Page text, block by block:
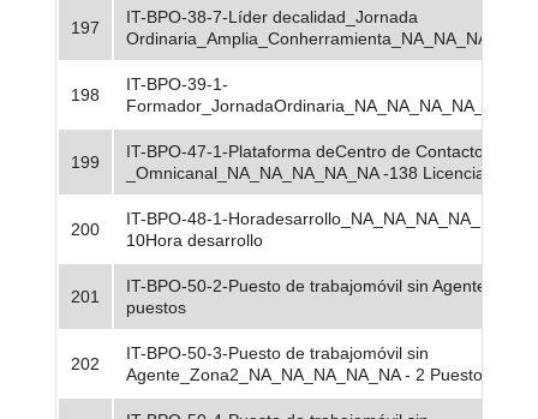
197
IT-BPO-38-7-Líder decalidad_Jornada
Ordinaria_Amplia_Conherramienta_NA_NA_NA - 9
198
IT-BPO-39-1-
Formador_JornadaOrdinaria_NA_NA_NA_NA_NA -
199
IT-BPO-47-1-Plataforma deCentro de Contacto
_Omnicanal_NA_NA_NA_NA_NA -138 Licencia por
200
IT-BPO-48-1-Horadesarrollo_NA_NA_NA_NA_NA_NA
10Hora desarrollo
201
IT-BPO-50-2-Puesto de trabajomóvil sin
puestos
202
IT-BPO-50-3-Puesto de trabajomóvil sin
Agente_Zona2_NA_NA_NA_NA_NA - 2 Puesto de